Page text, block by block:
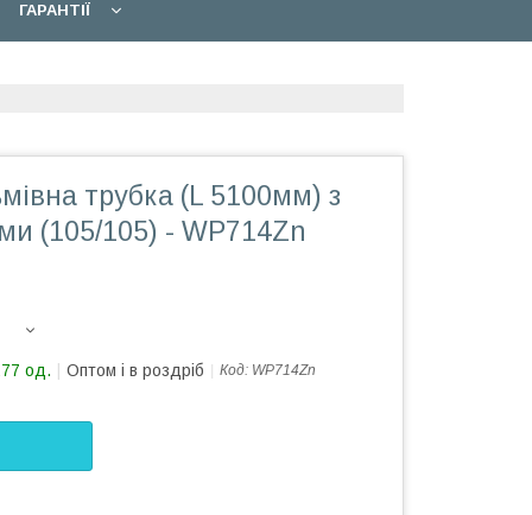
ГАРАНТІЇ
трубка (L 5100мм) з
(105/105) - WP714Zn
од. Оптом і в роздріб Код: WP714Zn